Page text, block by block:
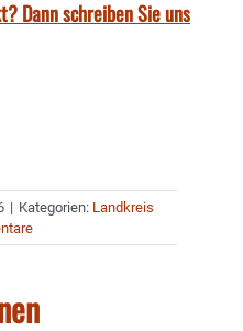
Dann schreiben Sie uns
| Kategorien: Landkreis